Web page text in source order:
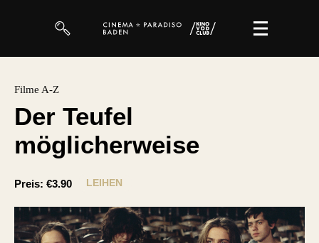
Magazin
Kuratierungen
So geht’s
Filme A-Z
Der Teufel
möglicherweise
Preis: €3.90 LEIHEN